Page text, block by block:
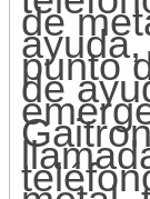
de
punto
de